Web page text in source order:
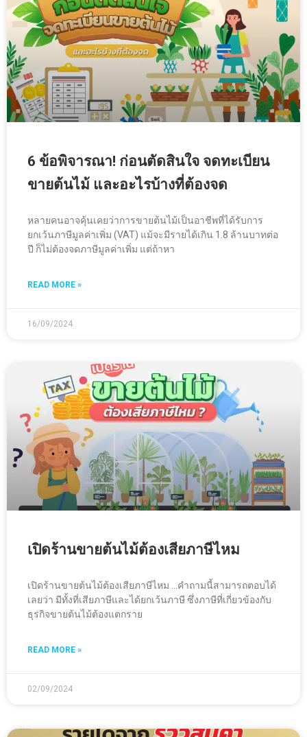
6 ข้อพิจารณา! ก่อนตัดสินใจ จดทะเบียน
ขายต้นไม้ และอะไรบ้างที่ต้องจด
หลายคนอาจคุ้นเคยว่าการขายต้นไม้เป็นอาชีพที่ได้รับการ
ยกเว้นภาษีมูลค่าเพิ่ม (VAT) แม้จะมีรายได้เกิน 1.8 ล้านบาทต่อ
ปี ก็ไม่ต้องจดภาษีมูลค่าเพิ่ม แต่ถ้าหา
READ MORE »
16/09/2024
เปิดร้านขายต้นไม้ต้องเสียภาษีไหม
เปิดร้านขายต้นไม้ต้องเสียภาษีไหม …คำถามนี้สามารถตอบได้
เลยว่า มีทั้งที่เสียภาษีและได้ยกเว้นภาษี ซึ่งภาษีที่เกี่ยวข้องกับ
ธุรกิจขายต้นไม้ต้องแตกราย
READ MORE »
02/09/2024